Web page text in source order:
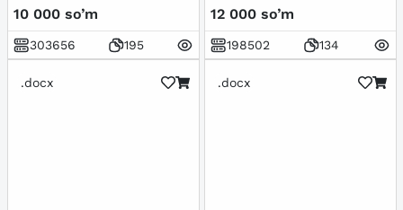
mavzulashtirilgan test
savollar to'plami
10 000 so’m
303656 195
manipulyator
12 000 so’m
198502 134
.docx .docx